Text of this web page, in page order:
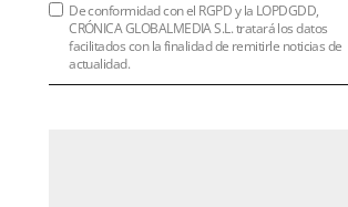
De conformidad con el RGPD y la LOPDGDD,
CRÓNICA GLOBALMEDIA S.L. tratará los datos
facilitados con la finalidad de remitirle noticias de
actualidad.